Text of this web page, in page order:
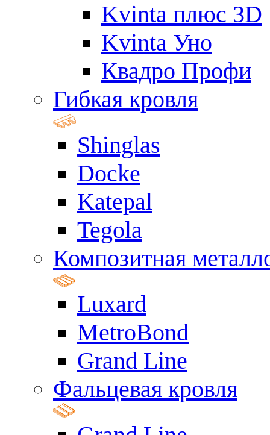
Kvinta плюс 3D
Kvinta Уно
Квадро Профи
Гибкая кровля
Shinglas
Docke
Katepal
Tegola
Композитная
Luxard
MetroBond
Grand Line
Фальцевая кровля